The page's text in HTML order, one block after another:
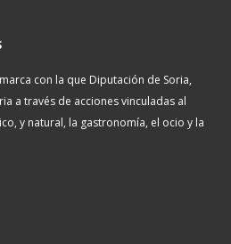
con la que Diputación de Soria,
a través de acciones vinculadas al
y natural, la gastronomía, el ocio y la